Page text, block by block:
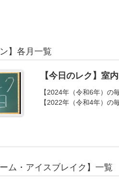
】各月一覧
【今日のレク】室
【2024年（令和6年）
【2022年（令和4年）
ム・アイスブレイク】一覧